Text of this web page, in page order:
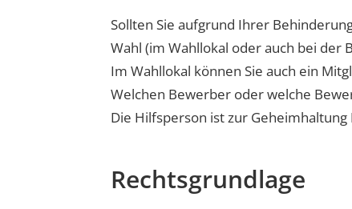
Sollten Sie aufgrund Ihrer
Wahl (im Wahllokal oder auch bei der
Im Wahllokal können Sie auch ein
Welchen Bewerber oder welche
Die Hilfsperson ist zur
Rechtsgrundlage